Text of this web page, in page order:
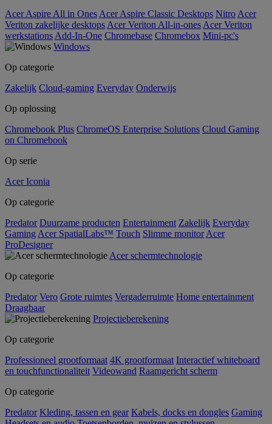
Acer Aspire All in Ones Acer Aspire Classic Desktops Nitro Acer
Veriton zakelijke desktops Acer Veriton All-in-ones Acer Veriton
werkstations Add-In-One Chromebase Chromebox Mini-pc's
Windows
Op categorie
Zakelijk Cloud-gaming Everyday Onderwijs
Op oplossing
Chromebook Plus ChromeOS Enterprise Solutions Cloud Gaming
on Chromebook
Op serie
Acer Iconia
Op categorie
Predator Duurzame producten Entertainment Zakelijk Everyday
Gaming Acer SpatialLabs™ Touch Slimme monitor Acer
ProDesigner
Acer schermtechnologie
Op categorie
Predator Vero Grote ruimtes Vergaderruimte Home entertainment
Draagbaar
Projectieberekening
Op categorie
Professioneel grootformaat 4K grootformaat Interactief whiteboard
en touchfunctionaliteit Videowand Raamgericht scherm
Op categorie
Predator Kleding, tassen en gear Kabels, docks en dongles Gaming